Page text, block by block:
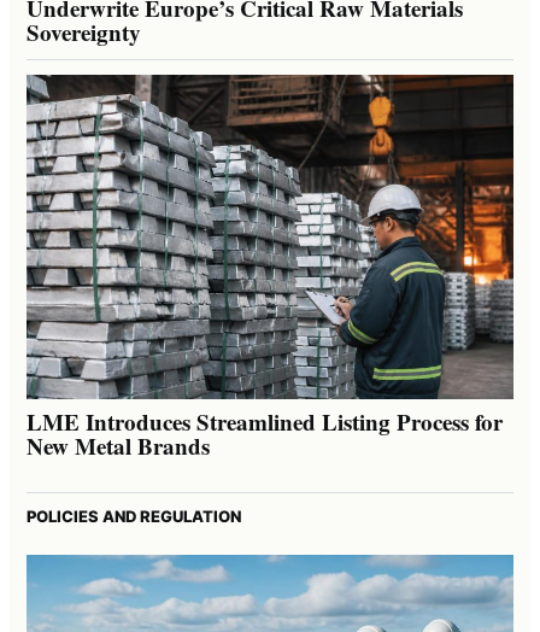
Underwrite Europe’s Critical Raw Materials
Sovereignty
LME Introduces Streamlined Listing Process for
New Metal Brands
POLICIES AND REGULATION